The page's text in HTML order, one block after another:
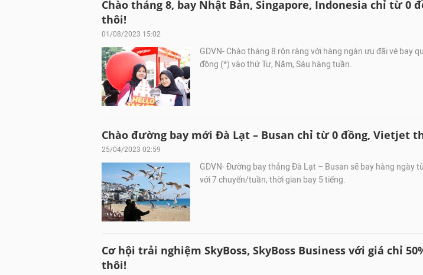
Chào tháng 8, bay Nhật Bản, Singapore, Indonesia chỉ từ 0
thôi!
01/08/2023 15:02
GDVN- Chào tháng 8 rộn ràng với hàng ngàn ưu đãi vé bay
đồng (*) vào thứ Tư, Năm, Sáu hàng tuần.
Chào đường bay mới Đà Lạt – Busan chỉ từ 0 đồng, Vietjet
25/04/2023 02:59
GDVN- Đường bay thẳng Đà Lạt – Busan sẽ bay hàng ngày
với 7 chuyến/tuần, thời gian bay 5 tiếng.
Cơ hội trải nghiệm SkyBoss, SkyBoss Business với giá chỉ
thôi!